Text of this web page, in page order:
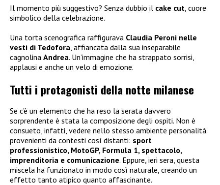
Il momento più suggestivo? Senza dubbio il cake cut, cuore
simbolico della celebrazione.
Una torta scenografica raffigurava Claudia Peroni nelle
vesti di Tedofora, affiancata dalla sua inseparabile
cagnolina Andrea. Un’immagine che ha strappato sorrisi,
applausi e anche un velo di emozione.
Tutti i protagonisti della notte milanese
Se c’è un elemento che ha reso la serata davvero
sorprendente è stata la composizione degli ospiti. Non è
consueto, infatti, vedere nello stesso ambiente personalità
provenienti da contesti così distanti: sport
professionistico, MotoGP, Formula 1, spettacolo,
imprenditoria e comunicazione. Eppure, ieri sera, questa
miscela ha funzionato in modo così naturale, creando un
effetto tanto atipico quanto affascinante.